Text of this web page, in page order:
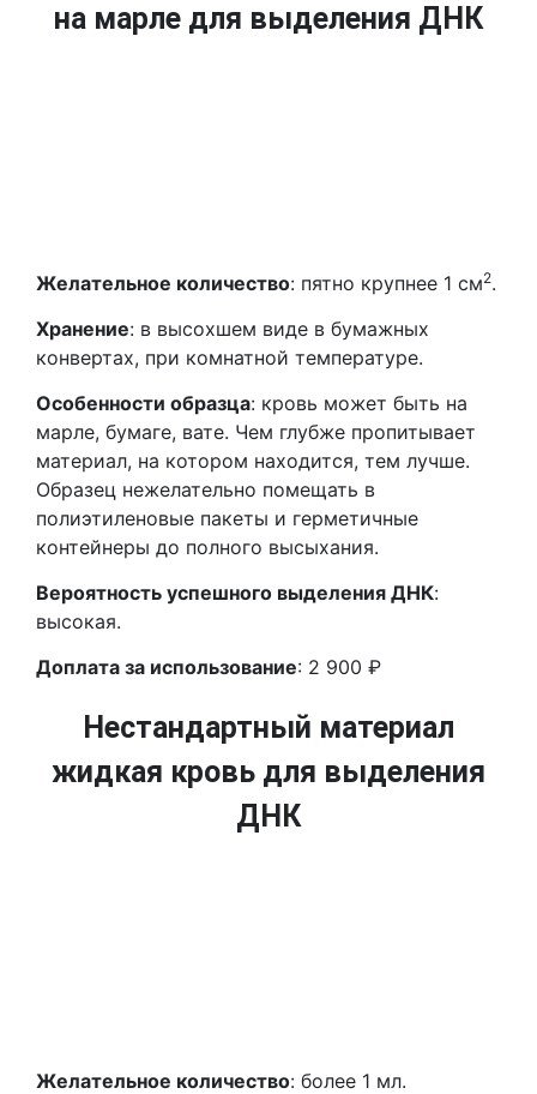
на марле для выделения ДНК
Желательное количество: пятно крупнее 1 см2.
Хранение: в высохшем виде в бумажных
конвертах, при комнатной температуре.
Особенности образца: кровь может быть на
марле, бумаге, вате. Чем глубже пропитывает
материал, на котором находится, тем лучше.
Образец нежелательно помещать в
полиэтиленовые пакеты и герметичные
контейнеры до полного высыхания.
Вероятность успешного выделения ДНК:
высокая.
Доплата за использование: 2 900 ₽
Нестандартный материал
жидкая кровь для выделения
ДНК
Желательное количество: более 1 мл.